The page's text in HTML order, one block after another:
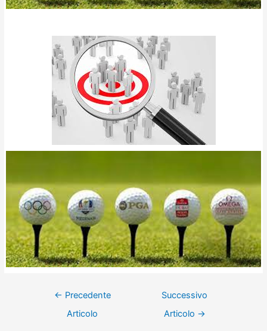
← Precedente
Articolo
Successivo
Articolo →